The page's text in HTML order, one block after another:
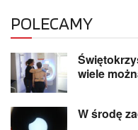
POLECAMY
wiele
W środę